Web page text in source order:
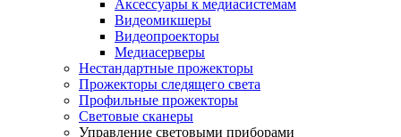
Аксессуары к медиасистемам
Видеомикшеры
Видеопроекторы
Медиасерверы
Нестандартные прожекторы
Прожекторы следящего света
Профильные прожекторы
Световые сканеры
Управление световыми приборами